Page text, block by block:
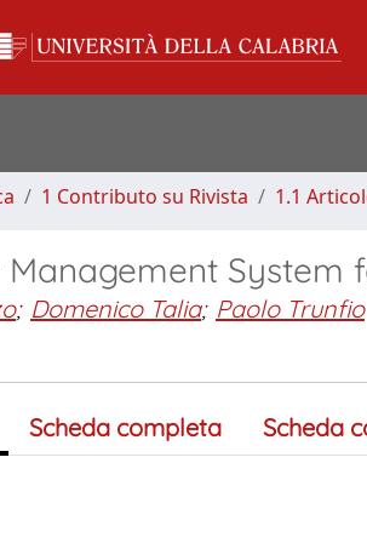
1 Contributo su Rivista 1.1
System
; Domenico Talia; Paolo Trunfio
Scheda completa Scheda